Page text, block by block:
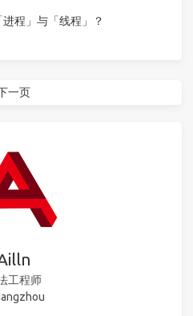
程」与「线程」？
一页
工程师